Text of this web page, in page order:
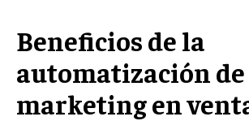
COMUNICACIÓN CORPORATIVA
GESTIÓN DE MARCA
INVESTIGACIÓN DE MERCADO
Beneficios de la
automatización de
marketing en